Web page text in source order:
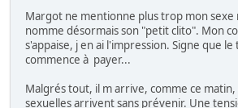
Margot ne mentionne plus trop mon sexe
nomme désormais son "petit clito". Mon
s'appaise, j en ai l'impression. Signe que
commence à payer...
Malgrés tout, il m arrive, comme ce
sexuelles arrivent sans prévenir. Une